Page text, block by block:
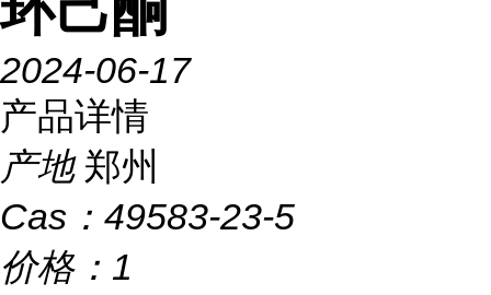
2024-06-17
产品详情
产地 郑州
Cas： 49583-23-5
价格： 1